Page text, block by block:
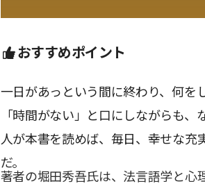
おすすめポイント
一日があっという間に終わり、何を
「時間がない」と口にしながらも
人が本書を読めば、毎日、幸せな充
だ。
著者の堀田秀吾氏は、法言語学と心